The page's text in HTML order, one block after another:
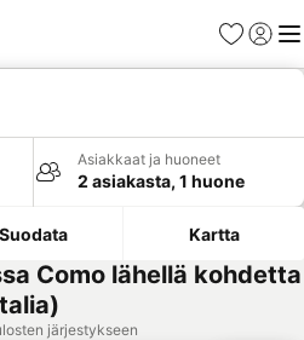
Suosikit
Asiakkaat ja huoneet
2 asiakasta, 1 huone
Suodata Kartta
Como lähellä kohdetta
järjestykseen